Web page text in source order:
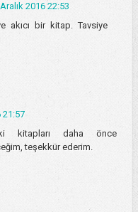
2016 22:53
akıcı bir kitap. Tavsiye
21:57
kitapları daha önce
teşekkür ederim.